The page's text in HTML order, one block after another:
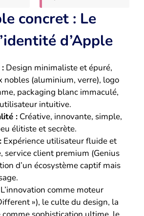
concret : Le
d’Apple
Design minimaliste et épuré,
nobles (aluminium, verre), logo
packaging blanc immaculé,
intuitive.
: Créative, innovante, simple,
élitiste et secrète.
Expérience utilisateur fluide et
service client premium (Genius
d’un écosystème captif mais
L’innovation comme moteur
»), le culte du design, la